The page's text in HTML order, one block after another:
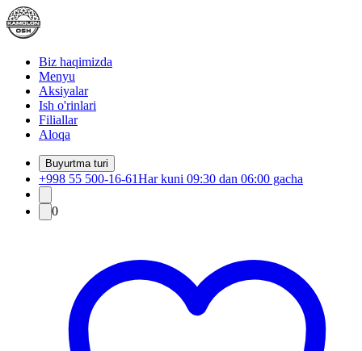
Biz haqimizda
Menyu
Aksiyalar
Ish o'rinlari
Filiallar
Aloqa
Buyurtma turi
+998 55 500-16-61Har kuni 09:30 dan 06:00 gacha
0